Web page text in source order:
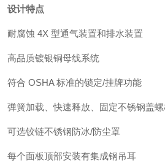
设计特点
耐腐蚀 4X 型通气装置和排水装置
高品质镀银铜母线系统
符合 OSHA 标准的锁定/挂牌功能
弹簧加载、快速释放、固定不锈钢盖螺
可选铰链不锈钢防冰/防尘罩
每个面板顶部安装有集成钢吊耳